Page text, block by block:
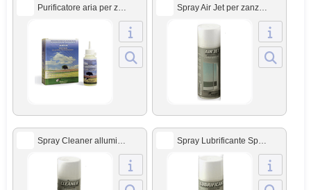
Purificatore aria per zanzariere Bettio Spray Air Jet per zanzariere Bettio
Spray Cleaner alluminio e rete per zanzariere Bettio Spray Lubrificante Speciale personalizzato per zanzariere Bettio